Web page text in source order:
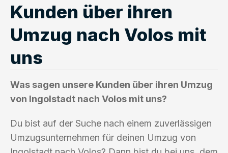
Kunden über ihren
Umzug nach Volos mit
uns
Was sagen unsere Kunden über ihren Umzug
von Ingolstadt nach Volos mit uns?
Du bist auf der Suche nach einem zuverlässigen
Umzugsunternehmen für deinen Umzug von